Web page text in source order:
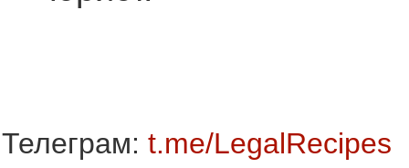
Телеграм: t.me/LegalRecipes